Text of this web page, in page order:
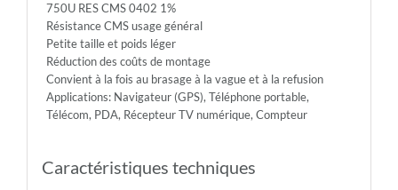
Temp.Min.:
-55°
-
Temp.Max.:
+155°
750U RES CMS 0402 1%
Résistance CMS usage général
Petite taille et poids léger
Réduction des coûts de montage
Convient à la fois au brasage à la vague et à la refusion
Applications: Navigateur (GPS), Téléphone portable,
Télécom, PDA, Récepteur TV numérique, Compteur
Caractéristiques techniques